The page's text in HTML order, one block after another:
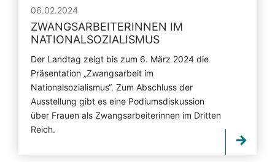
06.02.2024
ZWANGSARBEITERINNEN IM
NATIONALSOZIALISMUS
Der Landtag zeigt bis zum 6. März 2024 die
Präsentation „Zwangsarbeit im
Nationalsozialismus“. Zum Abschluss der
Ausstellung gibt es eine Podiumsdiskussion
über Frauen als Zwangsarbeiterinnen im Dritten
Reich.